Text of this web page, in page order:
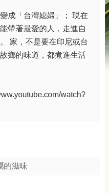
成「台灣媳婦」； 現在
帶著最愛的人，走進自
家，不是要在印尼或台
鄉的味道，都煮進生活
watch?
的滋味